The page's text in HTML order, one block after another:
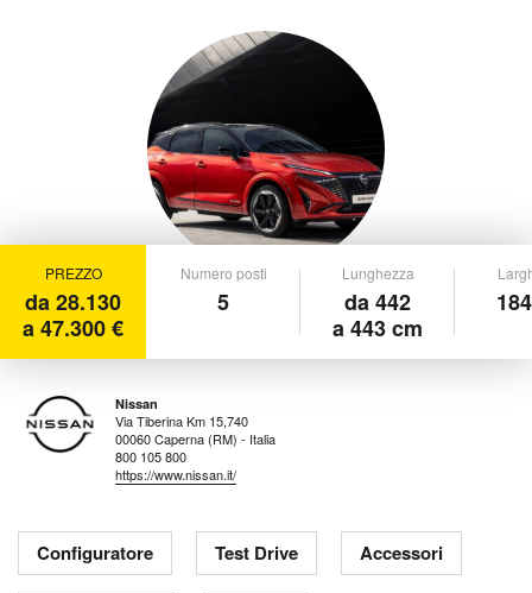
PREZZO
da 28.130
a 47.300 €
Numero posti
5
Lunghezza
da 442
a 443 cm
Nissan
Via Tiberina Km 15,740
00060 Caperna (RM) - Italia
800 105 800
https://www.nissan.it/
Configuratore Test Drive Accessori